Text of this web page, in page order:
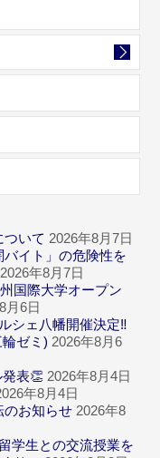
ついて 2026年8月7日
バイト」の危険性を
2026年8月7日
国際大学オープン
月6日
シェ八幡開催決定‼
ゼミ) 2026年8月6
表👏 2026年8月4日
年8月4日
のお知らせ 2026年8
学生との交流授業を